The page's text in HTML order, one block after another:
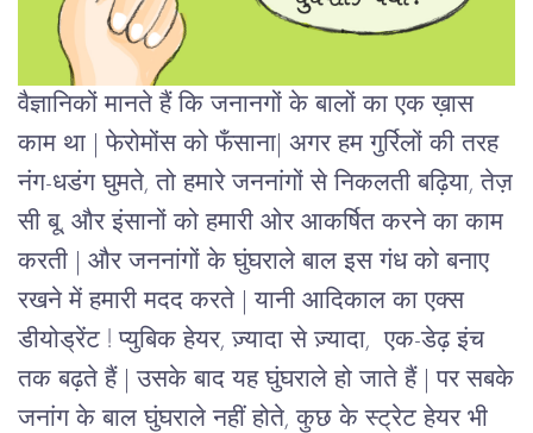
वैज्ञानिकों मानते हैं कि जनानगों के बालों का एक ख़ास
काम था | फेरोमोंस को फँसाना| अगर हम गुर्रिलों की तरह
नंग-धडंग घुमते, तो हमारे जननांगों से निकलती बढ़िया, तेज़
सी बू, और इंसानों को हमारी ओर आकर्षित करने का काम
करती | और जननांगों के घुंघराले बाल इस गंध को बनाए
रखने में हमारी मदद करते | यानी आदिकाल का एक्स
डीयोड्रेंट ! प्युबिक हेयर, ज़्यादा से ज़्यादा, एक-डेढ़ इंच
तक बढ़ते हैं | उसके बाद यह घुंघराले हो जाते हैं | पर सबके
जनांग के बाल घुंघराले नहीं होते, कुछ के स्ट्रेट हेयर भी